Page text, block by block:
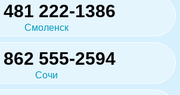
481 222-1386
Смоленск
862 555-2594
Сочи